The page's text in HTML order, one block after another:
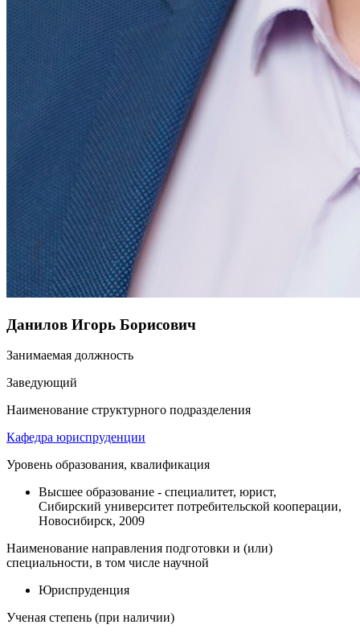
Данилов Игорь Борисович
Занимаемая должность
Заведующий
Наименование структурного подразделения
Кафедра юриспруденции
Уровень образования, квалификация
Высшее образование - специалитет, юрист,
Сибирский университет потребительской кооперации,
Новосибирск, 2009
Наименование направления подготовки и (или)
специальности, в том числе научной
Юриспруденция
Ученая степень (при наличии)